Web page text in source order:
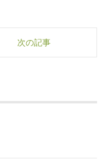
次の記事